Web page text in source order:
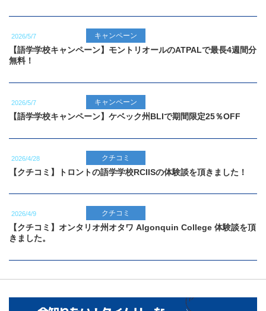
2026/5/7 キャンペーン
【語学学校キャンペーン】モントリオールのATPALで最長4週間分
無料！
2026/5/7 キャンペーン
【語学学校キャンペーン】ケベック州BLIで期間限定25％OFF
2026/4/28 クチコミ
【クチコミ】トロントの語学学校RCIISの体験談を頂きました！
2026/4/9 クチコミ
【クチコミ】オンタリオ州オタワ Algonquin College 体験談を頂
きました。